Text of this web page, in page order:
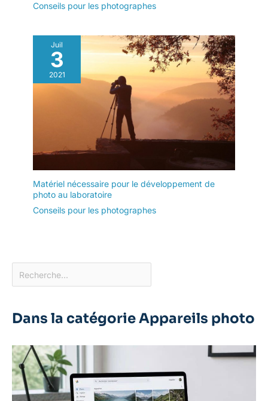
Conseils pour les photographes
Juil
3
2021
Matériel nécessaire pour le développement de
photo au laboratoire
Conseils pour les photographes
Dans la catégorie Appareils photo